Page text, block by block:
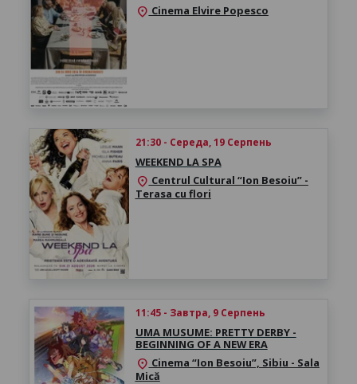
location_on Cinema Elvire Popesco
21:30 - Середа, 19 Серпень
WEEKEND LA SPA
location_on Centrul Cultural “Ion Besoiu” -
Terasa cu flori
11:45 - Завтра, 9 Серпень
UMA MUSUME: PRETTY DERBY -
BEGINNING OF A NEW ERA
location_on Cinema “Ion Besoiu”, Sibiu - Sala
Mică